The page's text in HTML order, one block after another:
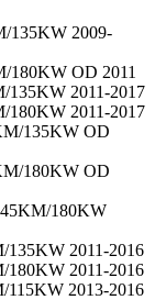
135KW 2009-
180KW OD 2011
135KW 2011-2017
180KW 2011-2017
135KW OD
180KW OD
180KW
2011-2016
2011-2016
2013-2016